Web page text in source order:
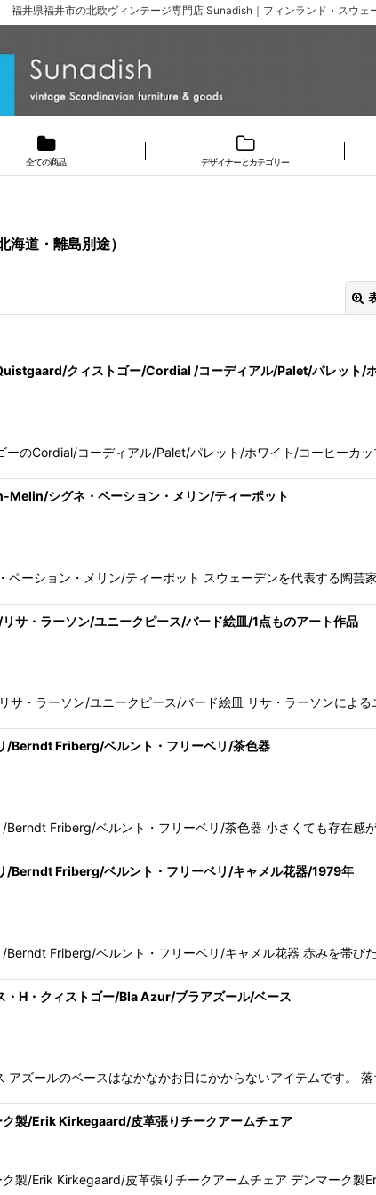
福井県福井市の北欧ヴィンテージ専門店 Sunadish｜フィンランド・スウ
全ての商品 デザイナーとカテゴリー
道・離島別途）
絞り込む
クィストゴー/Cordial /コーディアル/Palet/パレット/
のCordial/コーディアル/Palet/パレット/ホワイト/コーヒーカ
シグネ・ペーション・メリン/ティーポット
ペーション・メリン/ティーポット スウェーデンを代表する陶芸
サ・ラーソン/ユニークピース/バード絵皿/1点ものアート作品
サ・ラーソン/ユニークピース/バード絵皿 リサ・ラーソンによ
Berndt Friberg/ベルント・フリーベリ/茶色器
Friberg/ベルント・フリーベリ/茶色器 小さくても存在感
Berndt Friberg/ベルント・フリーベリ/キャメル花器/1979年
Friberg/ベルント・フリーベリ/キャメル花器 赤みを帯び
H・クィストゴー/Bla Azur/ブラアズール/ベース
アズールのベースはなかなかお目にかからないアイテムです。
製/Erik Kirkegaard/皮革張りチークアームチェア
製/Erik Kirkegaard/皮革張りチークアームチェア デンマーク製